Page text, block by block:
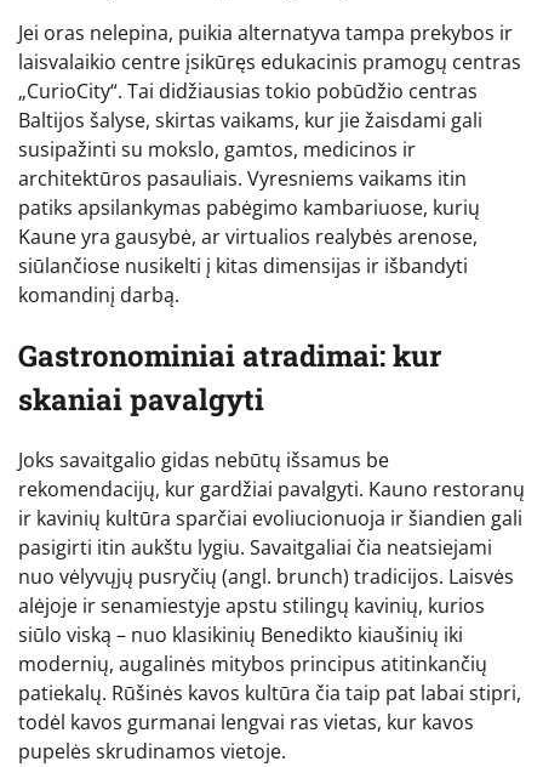
Jei oras nelepina, puikia alternatyva tampa prekybos ir
laisvalaikio centre įsikūręs edukacinis pramogų centras
„CurioCity“. Tai didžiausias tokio pobūdžio centras
Baltijos šalyse, skirtas vaikams, kur jie žaisdami gali
susipažinti su mokslo, gamtos, medicinos ir
architektūros pasauliais. Vyresniems vaikams itin
patiks apsilankymas pabėgimo kambariuose, kurių
Kaune yra gausybė, ar virtualios realybės arenose,
siūlančiose nusikelti į kitas dimensijas ir išbandyti
komandinį darbą.
Gastronominiai atradimai: kur
skaniai pavalgyti
Joks savaitgalio gidas nebūtų išsamus be
rekomendacijų, kur gardžiai pavalgyti. Kauno restoranų
ir kavinių kultūra sparčiai evoliucionuoja ir šiandien gali
pasigirti itin aukštu lygiu. Savaitgaliai čia neatsiejami
nuo vėlyvųjų pusryčių (angl. brunch) tradicijos. Laisvės
alėjoje ir senamiestyje apstu stilingų kavinių, kurios
siūlo viską – nuo klasikinių Benedikto kiaušinių iki
modernių, augalinės mitybos principus atitinkančių
patiekalų. Rūšinės kavos kultūra čia taip pat labai stipri,
todėl kavos gurmanai lengvai ras vietas, kur kavos
pupelės skrudinamos vietoje.